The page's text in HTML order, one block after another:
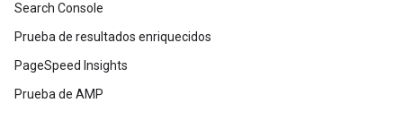
Search Console
Prueba de resultados enriquecidos
PageSpeed Insights
Prueba de AMP